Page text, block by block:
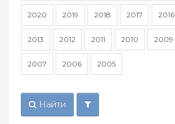
2020 2019 2018 2017 2016
2013 2012 2011 2010 2009
2007 2006 2005
Найти